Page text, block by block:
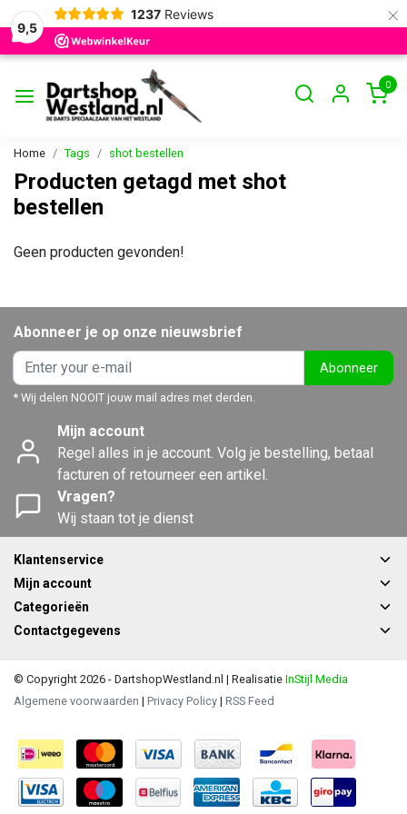
9,5
1237 Reviews ×
0
Home Tags shot bestellen
Producten getagd met shot
bestellen
Geen producten gevonden!
Abonneer je op onze nieuwsbrief
Abonneer
* Wij delen NOOIT jouw mail adres met derden.
Mijn account
Regel alles in je account. Volg je bestelling, betaal
facturen of retourneer een artikel.
Vragen?
Wij staan tot je dienst
Klantenservice
Mijn account
Categorieën
Contactgegevens
© Copyright 2026 - DartshopWestland.nl | Realisatie InStijl Media
Algemene voorwaarden | Privacy Policy | RSS Feed